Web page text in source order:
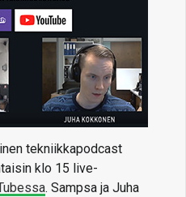
tekniikkapodcast
klo 15 live-
. Sampsa ja Juha